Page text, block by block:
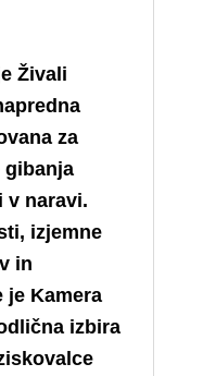
Živali
za
gibanja
v naravi.
izjemne
in
Kamera
izbira